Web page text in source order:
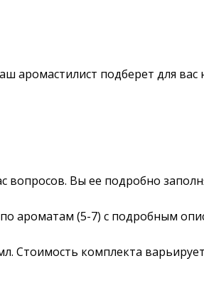
аромастилист подберет для
вопросов. Вы ее подробно
ароматам (5-7) с подробным
Стоимость комплекта